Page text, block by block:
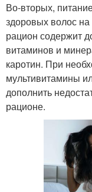
Во-вторых,
здоровых волос
рацион содержит
витаминов и
каротин. При
мультивитамины
дополнить
рационе.